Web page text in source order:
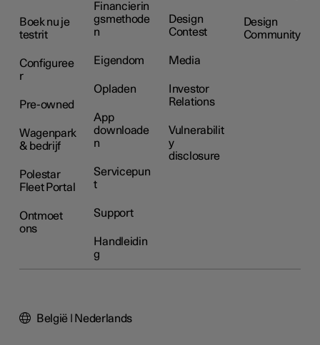
Boek nu je
testrit
Configuree
r
Pre-owned
Wagenpark
& bedrijf
Polestar
Fleet Portal
Ontmoet
ons
Financierin
gsmethode
n
Eigendom
Opladen
App
downloade
n
Servicepun
t
Support
Handleidin
g
Design
Contest
Media
Investor
Relations
Vulnerabilit
y
disclosure
Design
Community
België | Nederlands